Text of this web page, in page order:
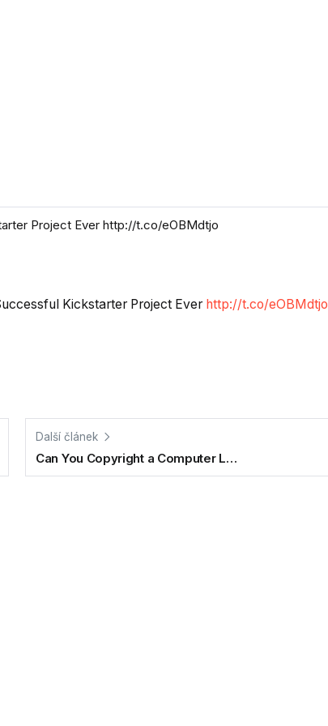
Project Ever http://t.co/eOBMdtjo
Kickstarter Project Ever http://t.co/eOBMdtjo
Další článek
Can You Copyright a Computer L…